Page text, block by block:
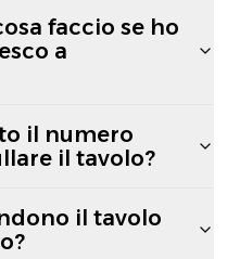
faccio se ho
a
il numero
il tavolo?
il tavolo